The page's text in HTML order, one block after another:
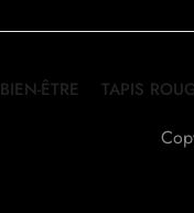
BIEN-ÊTRE TAPIS